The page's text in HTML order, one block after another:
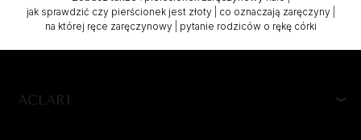
jak sprawdzić czy pierścionek jest złoty| co oznaczają zaręczyny|
na której ręce zaręczynowy| pytanie rodziców o rękę córki
ACLARI